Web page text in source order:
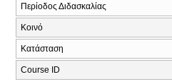
Περίοδος Διδασκαλίας
Κοινό
Κατάσταση
Course ID